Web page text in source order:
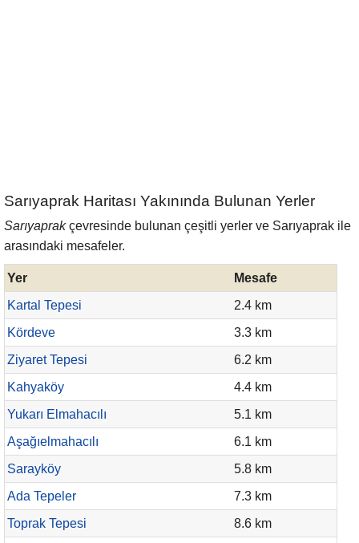
Sarıyaprak Haritası Yakınında Bulunan Yerler
Sarıyaprakçevresinde bulunan çeşitli yerler ve Sarıyaprak ile
arasındaki mesafeler.
Yer
Mesafe
Kartal Tepesi
2.4 km
Kördeve
3.3 km
Ziyaret Tepesi
6.2 km
Kahyaköy
4.4 km
Yukarı Elmahacılı
5.1 km
Aşağıelmahacılı
6.1 km
Sarayköy
5.8 km
Ada Tepeler
7.3 km
Toprak Tepesi
8.6 km